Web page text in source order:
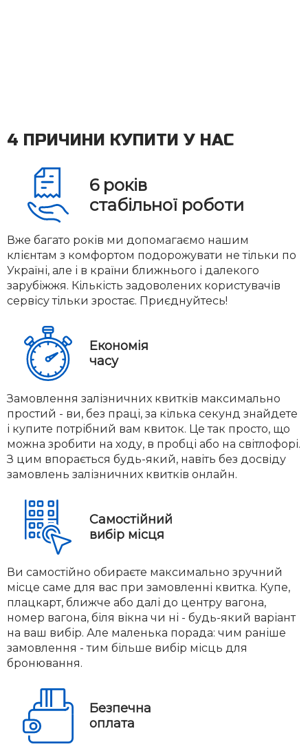
4 ПРИЧИНИ КУПИТИ У НАС
6 років
стабільної роботи
Вже багато років ми допомагаємо нашим
клієнтам з комфортом подорожувати не тільки по
Україні, але і в країни ближнього і далекого
зарубіжжя. Кількість задоволених користувачів
сервісу тільки зростає. Приєднуйтесь!
Економія
часу
Замовлення залізничних квитків максимально
простий - ви, без праці, за кілька секунд знайдете
і купите потрібний вам квиток. Це так просто, що
можна зробити на ходу, в пробці або на світлофорі.
З цим впорається будь-який, навіть без досвіду
замовлень залізничних квитків онлайн.
Самостійний
вибір місця
Ви самостійно обираєте максимально зручний
місце саме для вас при замовленні квитка. Купе,
плацкарт, ближче або далі до центру вагона,
номер вагона, біля вікна чи ні - будь-який варіант
на ваш вибір. Але маленька порада: чим раніше
замовлення - тим більше вибір місць для
бронювання.
Безпечна
оплата